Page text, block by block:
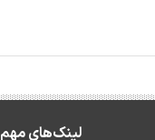
لینک‌های مهم